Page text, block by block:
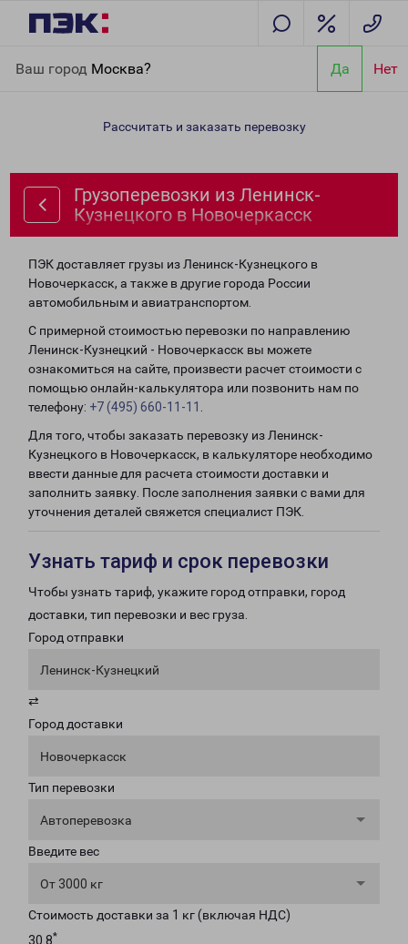
Ваш город Москва? Да Нет
Кузнецкого в Новочеркасск
Рассчитать и заказать перевозку
Грузоперевозки из Ленинск-
Кузнецкого в Новочеркасск
ПЭК доставляет грузы из Ленинск-Кузнецкого в
Новочеркасск, а также в другие города России
автомобильным и авиатранспортом.
С примерной стоимостью перевозки по направлению
Ленинск-Кузнецкий - Новочеркасск вы можете
ознакомиться на сайте, произвести расчет стоимости с
помощью онлайн-калькулятора или позвонить нам по
телефону: +7 (495) 660-11-11
Для того, чтобы заказать перевозку из Ленинск-
Кузнецкого в Новочеркасск, в калькуляторе необходимо
ввести данные для расчета стоимости доставки и
заполнить заявку. После заполнения заявки с вами для
уточнения деталей свяжется специалист ПЭК.
Узнать тариф и срок перевозки
Чтобы узнать тариф, укажите город отправки, город
доставки, тип перевозки и вес груза.
Город отправки
Ленинск-Кузнецкий
⇄
Город доставки
Новочеркасск
Тип перевозки
Автоперевозка
Введите вес
От 3000 кг
Стоимость доставки за 1 кг (включая НДС)
30.8*